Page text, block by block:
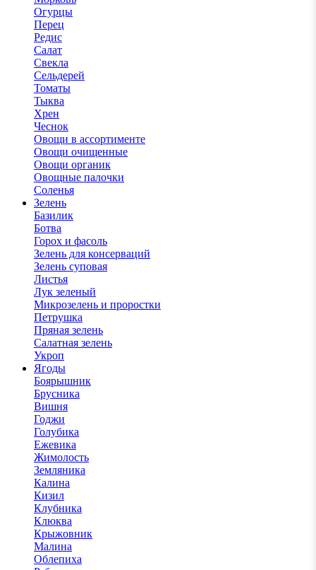
Огурцы
Перец
Редис
Салат
Свекла
Сельдерей
Томаты
Тыква
Хрен
Чеснок
Овощи в ассортименте
Овощи очищенные
Овощи органик
Овощные палочки
Соленья
Зелень
Базилик
Ботва
Горох и фасоль
Зелень для консерваций
Зелень суповая
Листья
Лук зеленый
Микрозелень и проростки
Петрушка
Пряная зелень
Салатная зелень
Укроп
Ягоды
Боярышник
Брусника
Вишня
Годжи
Голубика
Ежевика
Жимолость
Земляника
Калина
Кизил
Клубника
Клюква
Крыжовник
Малина
Облепиха